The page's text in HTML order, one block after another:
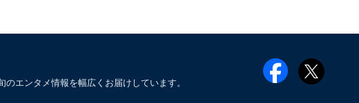
エンタメ情報を幅広くお届けしています。